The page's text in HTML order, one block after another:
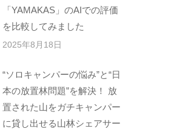
「YAMAKAS」のAIでの評価
を比較してみました
2025年8月18日
“ソロキャンパーの悩み”と“日
本の放置林問題”を解決！ 放
置された山をガチキャンパー
に貸し出せる山林シェアサー